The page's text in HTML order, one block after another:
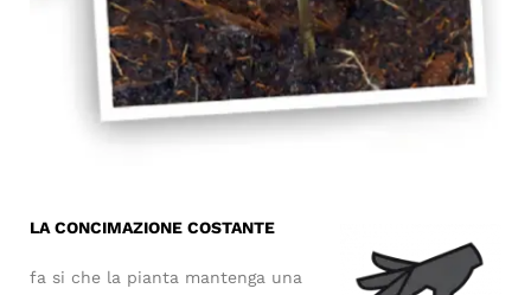
LA CONCIMAZIONE COSTANTE
fa si che la pianta mantenga una